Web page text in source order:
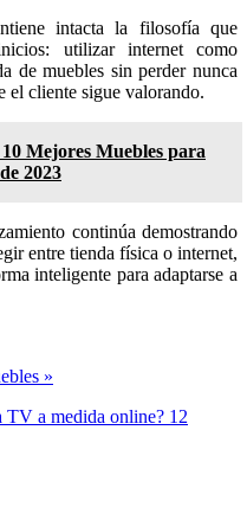
intacta la filosofía que
utilizar internet como
de muebles sin perder nunca
el cliente sigue valorando.
Mejores Muebles para
2023
continúa demostrando
entre tienda física o internet,
inteligente para adaptarse a
»
TV a medida online? 12